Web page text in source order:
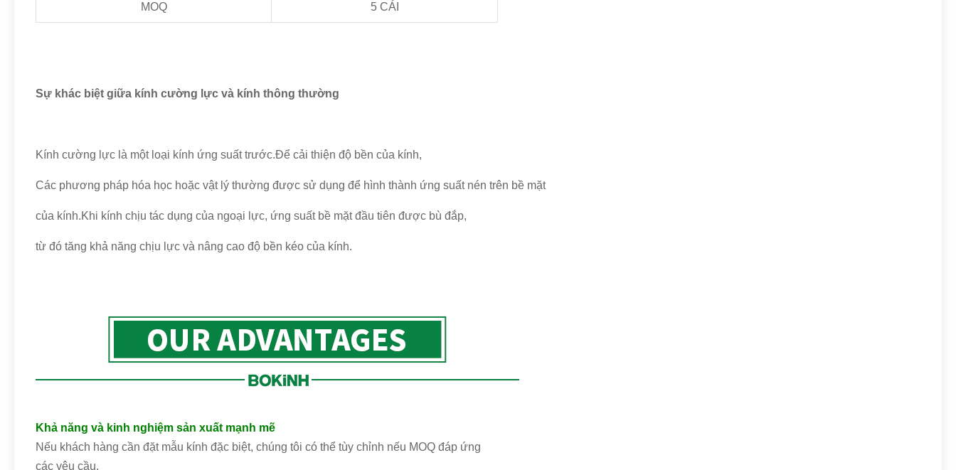
MOQ 5 CÁI
Sự khác biệt giữa kính cường lực và kính thông thường
Kính cường lực là một loại kính ứng suất trước.Để cải thiện độ bền của kính,
Các phương pháp hóa học hoặc vật lý thường được sử dụng để hình thành ứng suất nén trên bề mặt
của kính.Khi kính chịu tác dụng của ngoại lực, ứng suất bề mặt đầu tiên được bù đắp,
từ đó tăng khả năng chịu lực và nâng cao độ bền kéo của kính.
Khả năng và kinh nghiệm sản xuất mạnh mẽ
Nếu khách hàng cần đặt mẫu kính đặc biệt, chúng tôi có thể tùy chỉnh nếu MOQ đáp ứng
các yêu cầu.